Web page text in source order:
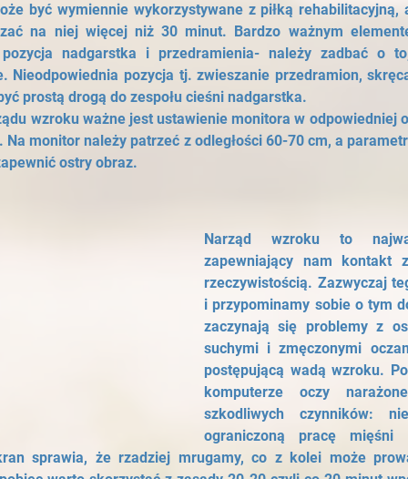
być wymiennie wykorzystywane z piłką rehabilitacyjną,
na niej więcej niż 30 minut. Bardzo ważnym
nadgarstka i przedramienia- należy zadbać o
Nieodpowiednia pozycja tj. zwieszanie przedramion,
prostą drogą do zespołu cieśni nadgarstka.
wzroku ważne jest ustawienie monitora w odpowiedniej
monitor należy patrzeć z odległości 60-70 cm, a
ostry obraz.
Narząd wzroku to
zapewniający nam kontakt
rzeczywistością. Zazwyczaj
i przypominamy sobie o tym
zaczynają się problemy z
suchymi i zmęczonymi
postępującą wadą wzroku.
komputerze oczy
szkodliwych czynników:
ograniczoną pracę mięśni
sprawia, że rzadziej mrugamy, co z kolei może